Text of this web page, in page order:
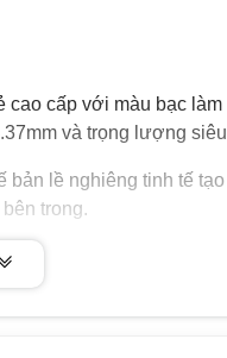
cấp với màu bạc
và trọng lượng
lề nghiêng tinh tế
trong.